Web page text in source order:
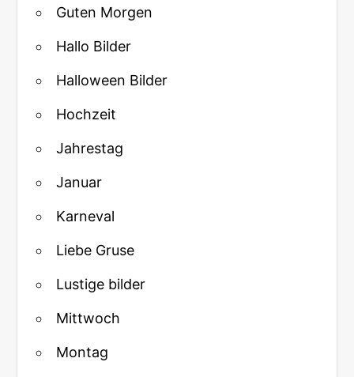
Guten Morgen
Hallo Bilder
Halloween Bilder
Hochzeit
Jahrestag
Januar
Karneval
Liebe Gruse
Lustige bilder
Mittwoch
Montag